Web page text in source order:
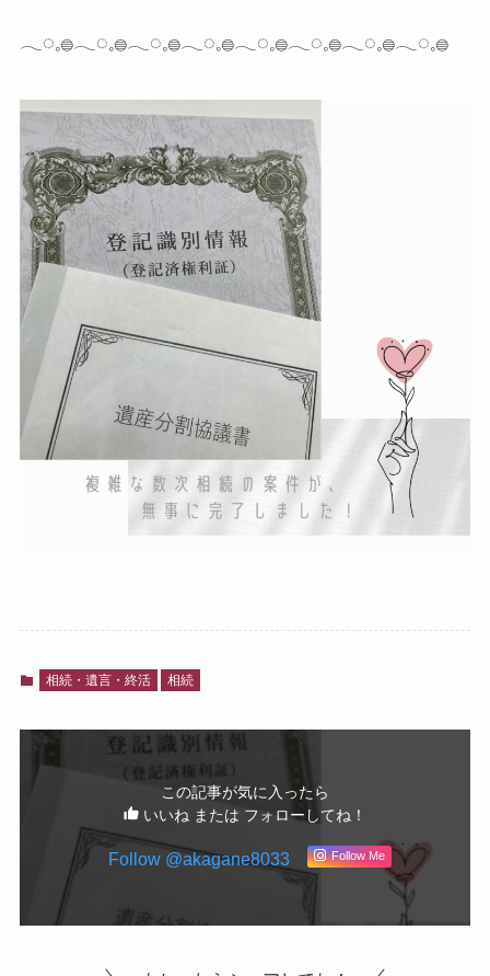
𓂃◌𓈒𓐍𓂃◌𓈒𓐍𓂃◌𓈒𓐍𓂃◌𓈒𓐍𓂃◌𓈒𓐍𓂃◌𓈒𓐍𓂃◌𓈒𓐍𓂃◌𓈒𓐍
相続・遺言・終活 相続
この記事が気に入ったら
いいね または フォローしてね！
Follow @akagane8033 Follow Me